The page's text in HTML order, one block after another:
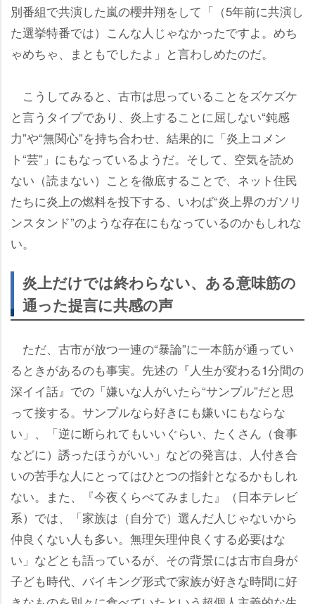
別番組で共演した嵐の櫻井翔をして「（5年前に共演し
た選挙特番では）こんな人じゃなかったですよ。めち
ゃめちゃ、まともでしたよ」と言わしめたのだ。
こうしてみると、古市は思っていることをズケズケ
と言うタイプであり、炎上することに屈しない“鈍感
力”や“無関心”を持ち合わせ、結果的に「炎上コメン
ト“芸”」にもなっているようだ。そして、空気を読め
ない（読まない）ことを徹底することで、ネット住民
たちに炎上の燃料を投下する、いわば“炎上界のガソリ
ンスタンド”のような存在にもなっているのかもしれな
い。
炎上だけでは終わらない、ある意味筋の
通った提言に共感の声
ただ、古市が放つ一連の“暴論”に一本筋が通ってい
るときがあるのも事実。先述の『人生が変わる1分間の
深イイ話』での「嫌いな人がいたら“サンプル”だと思
って接する。サンプルなら好きにも嫌いにもならな
い」、「逆に断られてもいいぐらい、たくさん（食事
などに）誘ったほうがいい」などの発言は、人付き合
いの苦手な人にとってはひとつの指針となるかもしれ
ない。また、『今夜くらべてみました』（日本テレビ
系）では、「家族は（自分で）選んだ人じゃないから
仲良くない人も多い。無理矢理仲良くする必要はな
い」などとも語っているが、その背景には古市自身が
子ども時代、バイキング形式で家族が好きな時間に好